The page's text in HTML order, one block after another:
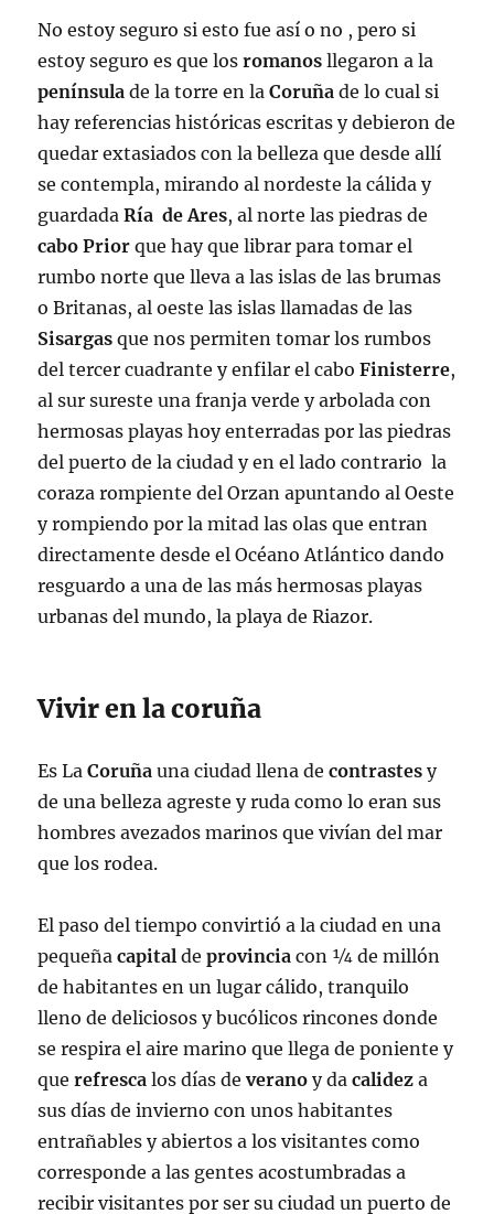
No estoy seguro si esto fue así o no , pero si
estoy seguro es que losromanos llegaron a la
península de la torre en laCoruña de lo cual si
hay referencias históricas escritas y debieron de
quedar extasiados con la belleza que desde allí
se contempla, mirando al nordeste la cálida y
guardadaRía de Ares, al norte las piedras de
cabo Prior que hay que librar para tomar el
rumbo norte que lleva a las islas de las brumas
o Britanas, al oeste las islas llamadas de las
Sisargas que nos permiten tomar los rumbos
del tercer cuadrante y enfilar el caboFinisterre,
al sur sureste una franja verde y arbolada con
hermosas playas hoy enterradas por las piedras
del puerto de la ciudad y en el lado contrario la
coraza rompiente del Orzan apuntando al Oeste
y rompiendo por la mitad las olas que entran
directamente desde el Océano Atlántico dando
resguardo a una de las más hermosas playas
urbanas del mundo, la playa de Riazor.
Vivir en la coruña
Es LaCoruña una ciudad llena decontrastes y
de una belleza agreste y ruda como lo eran sus
hombres avezados marinos que vivían del mar
que los rodea.
El paso del tiempo convirtió a la ciudad en una
pequeñacapital deprovincia con ¼ de millón
de habitantes en un lugar cálido, tranquilo
lleno de deliciosos y bucólicos rincones donde
se respira el aire marino que llega de poniente y
querefresca los días deverano y dacalidez a
sus días de invierno con unos habitantes
entrañables y abiertos a los visitantes como
corresponde a las gentes acostumbradas a
recibir visitantes por ser su ciudad un puerto de